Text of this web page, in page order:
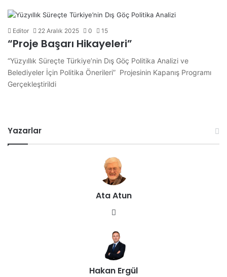
Editor 22 Aralık 2025 0 15
“Proje Başarı Hikayeleri”
“Yüzyıllık Süreçte Türkiye’nin Dış Göç Politika Analizi ve
Belediyeler İçin Politika Önerileri” Projesinin Kapanış Programı
Gerçekleştirildi
Yazarlar
Ata Atun
esi
Hakan Ergül